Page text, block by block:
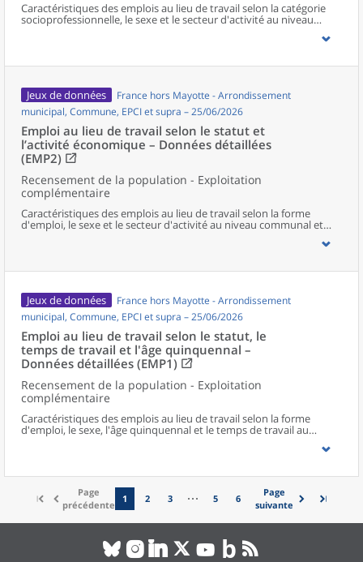
Caractéristiques des emplois au lieu de travail selon la catégorie
socioprofessionnelle, le sexe et le secteur d'activité au niveau
communal et supracommunal pour la France hors Mayotte.
Jeux de données
France hors Mayotte - Arrondissement
municipal, Commune, EPCI et supra – 25/06/2026
Emploi au lieu de travail selon le statut et
l’activité économique – Données détaillées
(EMP2)
Recensement de la population - Exploitation
complémentaire
Caractéristiques des emplois au lieu de travail selon la forme
d'emploi, le sexe et le secteur d'activité au niveau communal et
supracommunal pour la France hors Mayotte.
Jeux de données
France hors Mayotte - Arrondissement
municipal, Commune, EPCI et supra – 25/06/2026
Emploi au lieu de travail selon le statut, le
temps de travail et l'âge quinquennal –
Données détaillées (EMP1)
Recensement de la population - Exploitation
complémentaire
Caractéristiques des emplois au lieu de travail selon la forme
d'emploi, le sexe, l'âge quinquennal et le temps de travail au
niveau communal et supracommunal pour la France hors
Page
précédente
1 2 3 5 6
Page
suivante